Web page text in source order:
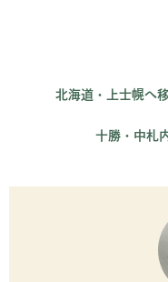
北海道・上士幌へ
十勝・中札